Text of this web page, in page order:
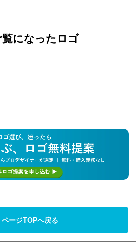
になったロゴ
ページTOPへ戻る